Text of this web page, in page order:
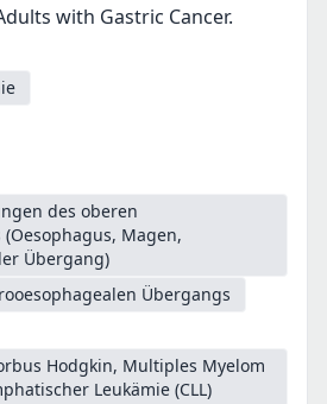
with Gastric Cancer.
des oberen
Magen,
Übergang)
Übergangs
Hodgkin, Multiples Myelom
Leukämie (CLL)